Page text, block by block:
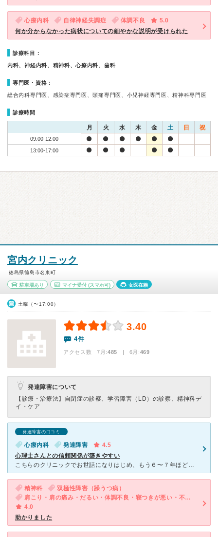
心療内科 自律神経失調症 体調不良
5.0
何か分からなかった病状についての細やかな説明が受けられた
診療科目：
内科、神経内科、精神科、心療内科、歯科
専門医・資格：
総合内科専門医、感染症専門医、頭痛専門医、小児神経専門医、精神科専門医
診療時間
月 火 水 木 金 土 日 祝
09:00-12:00
13:00-17:00
宮内クリニック
徳島県徳島市名東町
駐車場あり マイナ受付(スマホ可) 女医在籍
土曜（〜17:00）
3.40
4件
アクセス数 7月:485 | 6月:469
発達障害について
【診療・治療法】 自閉症の診察、学習障害（LD）の診察、精神科デ
イ・ケア
発達障害の口コミ
心療内科 発達障害
4.5
心理士さんとの信頼関係が築きやすい
こちらのクリニックでお世話になりはじめ、もう６〜７年ほど経ちます。当時、どこの精神科に行っても精神的に落ち着くことができず、うつ病の闇の中にいましたし、４箇所ほど精神科を行ったり来たりして、一度は心停
精神科
双極性障害（躁うつ病）
肩こり・肩の痛み・だるい・体調不良・寝つきが悪い・不眠・気が滅入る・不安・幻想・妄想・気分が異常に高揚している・物忘れがひどい
4.0
助かりました